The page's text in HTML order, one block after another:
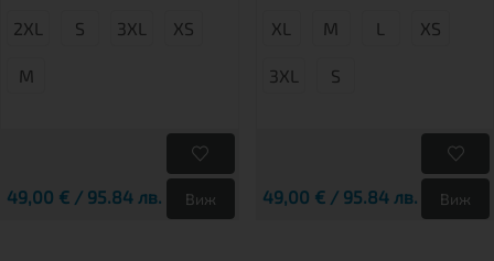
2XL S 3XL XS
М
49,00 € / 95.84 лв. Виж
XL М L XS
3XL S
49,00 € / 95.84 лв. Виж